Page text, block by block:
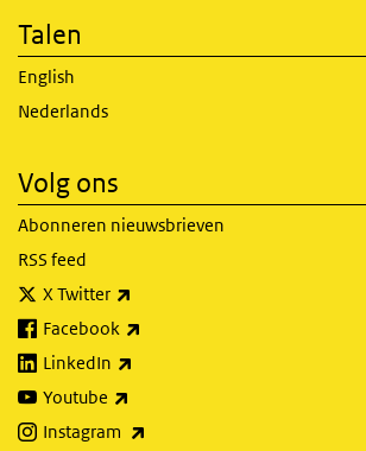
Talen
English
Nederlands
Volg ons
Abonneren nieuwsbrieven
RSS feed
X Twitter
Facebook
LinkedIn
Youtube
Instagram